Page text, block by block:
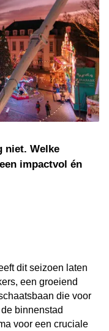
niet. Welke
impactvol én
dit seizoen laten
een groeiend
die voor
binnenstad
voor een cruciale